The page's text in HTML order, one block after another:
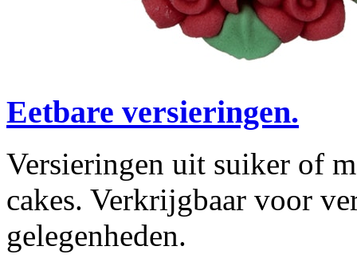
Eetbare versieringen.
Versieringen uit suiker of
cakes. Verkrijgbaar voor
gelegenheden.